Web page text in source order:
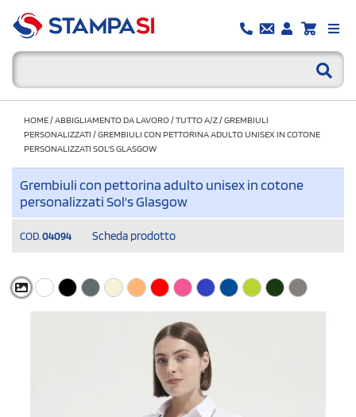
HOME/ABBIGLIAMENTO DA LAVORO/TUTTO A/Z/GREMBIULI
PERSONALIZZATI /GREMBIULI CON PETTORINA ADULTO UNISEX IN COTONE
PERSONALIZZATI SOL'S GLASGOW
Grembiuli con pettorina adulto unisex in cotone
personalizzati Sol's Glasgow
COD. 04094 Scheda prodotto